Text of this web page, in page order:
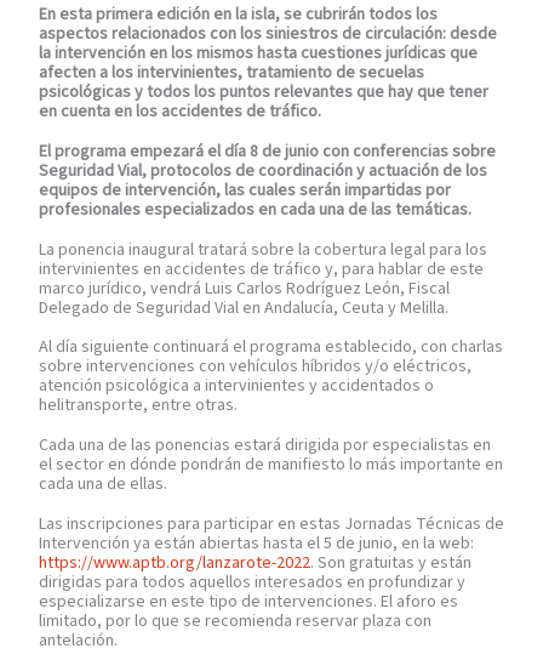
En esta primera edición en la isla, se cubrirán todos los
aspectos relacionados con los siniestros de circulación: desde
la intervención en los mismos hasta cuestiones jurídicas que
afecten a los intervinientes, tratamiento de secuelas
psicológicas y todos los puntos relevantes que hay que tener
en cuenta en los accidentes de tráfico.
El programa empezará el día 8 de junio con conferencias sobre
Seguridad Vial, protocolos de coordinación y actuación de los
equipos de intervención, las cuales serán impartidas por
profesionales especializados en cada una de las temáticas.
La ponencia inaugural tratará sobre la cobertura legal para los
intervinientes en accidentes de tráfico y, para hablar de este
marco jurídico, vendrá Luis Carlos Rodríguez León, Fiscal
Delegado de Seguridad Vial en Andalucía, Ceuta y Melilla.
Al día siguiente continuará el programa establecido, con charlas
sobre intervenciones con vehículos híbridos y/o eléctricos,
atención psicológica a intervinientes y accidentados o
helitransporte, entre otras.
Cada una de las ponencias estará dirigida por especialistas en
el sector en dónde pondrán de manifiesto lo más importante en
cada una de ellas.
Las inscripciones para participar en estas Jornadas Técnicas de
Intervención ya están abiertas hasta el 5 de junio, en la web:
https://www.aptb.org/lanzarote-2022. Son gratuitas y están
dirigidas para todos aquellos interesados en profundizar y
especializarse en este tipo de intervenciones. El aforo es
limitado, por lo que se recomienda reservar plaza con
antelación.